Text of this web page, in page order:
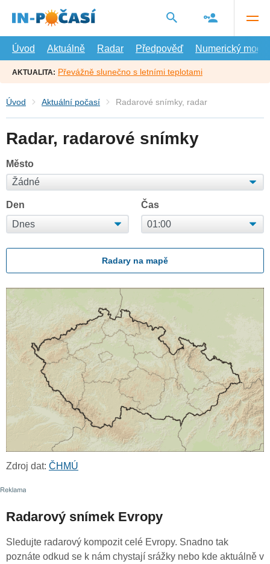
hlavní
Úvod
Aktuálně Radar Předpověď Numerický model
AKTUALITA: Převážně slunečno s letními teplotami
Úvod Aktuální počasí Radarové snímky, radar
Radar, radarové snímky
Město
Den Čas
Radary na mapě
Zdroj dat: ČHMÚ
Radarový snímek Evropy
Sledujte radarový kompozit celé Evropy. Snadno tak
poznáte odkud se k nám chystají srážky nebo kde aktuálně v